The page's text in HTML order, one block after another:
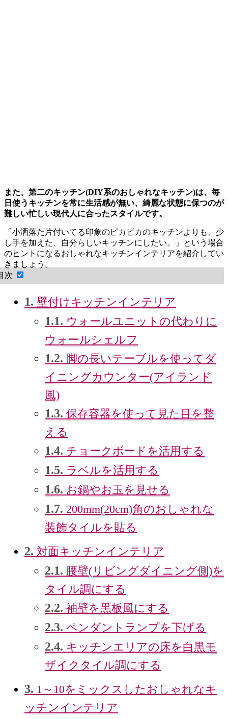
また、第二のキッチン(DIY系のおしゃれなキッチン)は、毎
日使うキッチンを常に生活感が無い、綺麗な状態に保つのが
難しい忙しい現代人に合ったスタイルです。
「小洒落た片付いてる印象のピカピカのキッチンよりも、少
し手を加えた、自分らしいキッチンにしたい。」という場合
のヒントになるおしゃれなキッチンインテリアを紹介してい
きましょう。
次
1. 壁付けキッチンインテリア
1.1. ウォールユニットの代わりに
ウォールシェルフ
1.2. 脚の長いテーブルを使ってダ
イニングカウンター(アイランド
風)
1.3. 保存容器を使って見た目を整
える
1.4. チョークボードを活用する
1.5. ラベルを活用する
1.6. お鍋やお玉を見せる
1.7. 200mm(20cm)角のおしゃれな
装飾タイルを貼る
2. 対面キッチンインテリア
2.1. 腰壁(リビングダイニング側)を
タイル調にする
2.2. 袖壁を黒板風にする
2.3. ペンダントランプを下げる
2.4. キッチンエリアの床を白黒モ
ザイクタイル調にする
3. 1～10をミックスしたおしゃれなキ
ッチンインテリア